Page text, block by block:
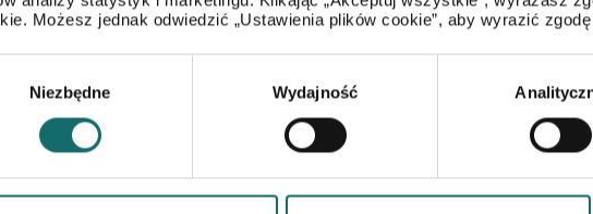
Możesz jednak odwiedzić „Ustawienia plików cookie”, aby wyrazić
Niezbędne Wydajność
Lider Nieruchomości Otodom 2020 i 2021 !
pomoc prawną przy zakupie nieruchomości oraz przy uzyskaniu kredytu.